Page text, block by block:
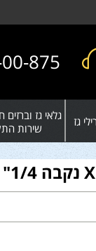
875
גז
גלאי גז
שירות